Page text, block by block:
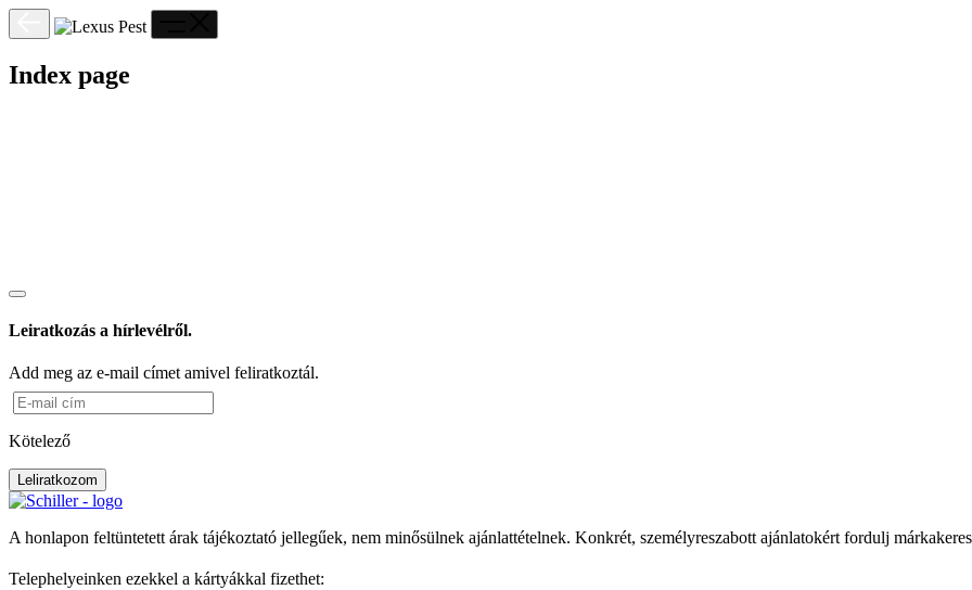
Index page
Leiratkozás a hírlevélről.
Add meg az e-mail címet amivel feliratkoztál.
Kötelező
Leliratkozom
A honlapon feltüntetett árak tájékoztató jellegűek, nem minősülnek ajánlattételnek. Konkrét, személyreszabott ajánlatokért fordulj
Telephelyeinken ezekkel a kártyákkal fizethet: